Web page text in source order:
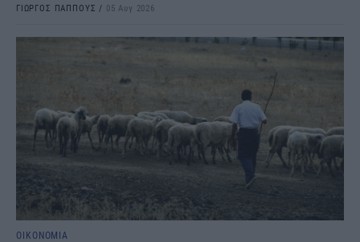
ΓΙΩΡΓΟΣ ΠΑΠΠΟΥΣ / 05 Αυγ 2026
ΟΙΚΟΝΟΜΙΑ